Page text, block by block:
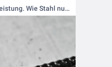
Begehbar. Höchste Leistung. Wie Stahl nur besser – das ist unser solidian REBAR!